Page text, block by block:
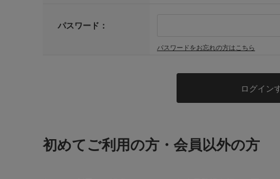
パスワード：
パスワードをお忘れの方はこちら
初めてご利用の方・会員以外の方